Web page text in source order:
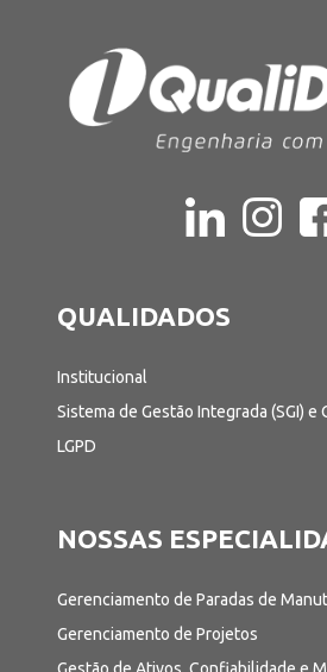
QUALIDADOS
Institucional
Sistema de Gestão Integrada (SGI) e
LGPD
NOSSAS
Gerenciamento de Paradas de
Gerenciamento de Projetos